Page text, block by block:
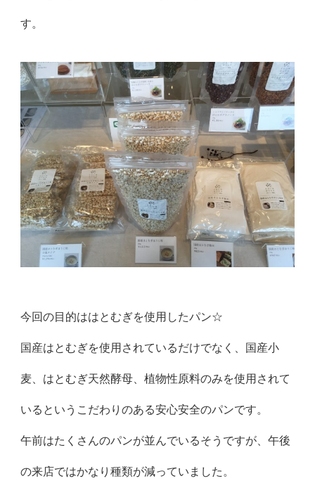
す。
今回の目的ははとむぎを使用したパン☆
国産はとむぎを使用されているだけでなく、国産小
麦、はとむぎ天然酵母、植物性原料のみを使用されて
いるというこだわりのある安心安全のパンです。
午前はたくさんのパンが並んでいるそうですが、午後
の来店ではかなり種類が減っていました。